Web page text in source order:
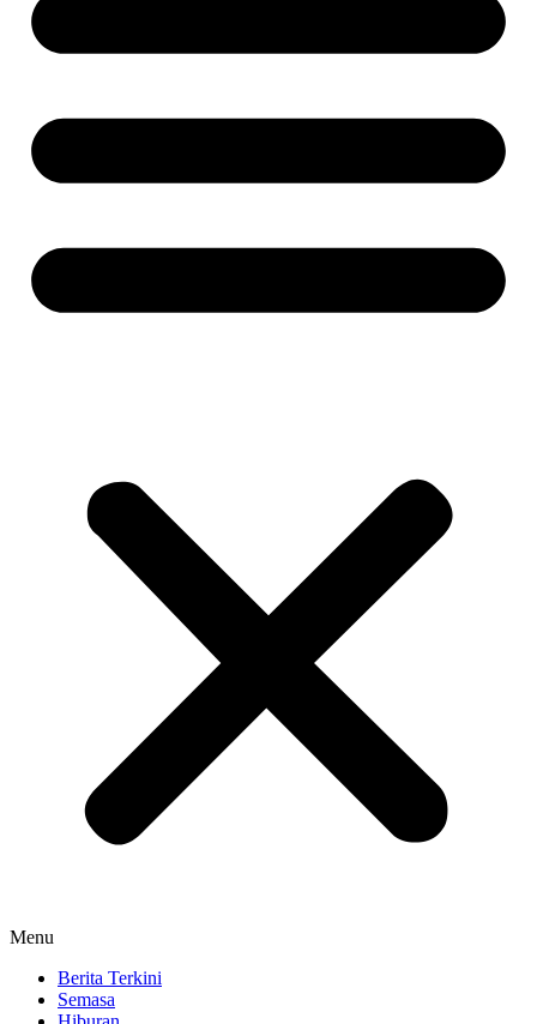
Menu
Berita Terkini
Semasa